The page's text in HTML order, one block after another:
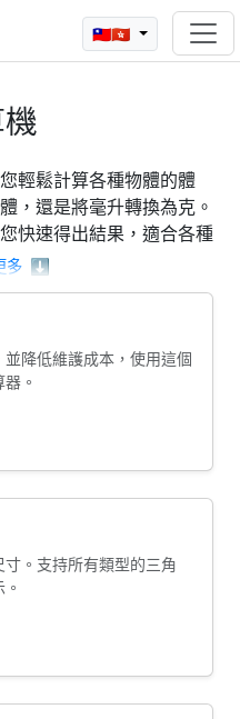
🇹🇼🇭🇰
輕鬆計算各種物體的體
，還是將毫升轉換為克。
快速得出結果，適合各種
積計算。您可以利用這些
雜任務，讓您更專注於其
還是日常生活中的應用，
實用的幫助。
多 ⬇️
降低維護成本，使用這個
。
。支持所有類型的三角